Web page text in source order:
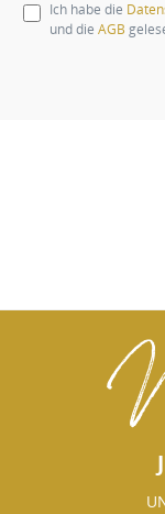
Ich habe die
und die AGB